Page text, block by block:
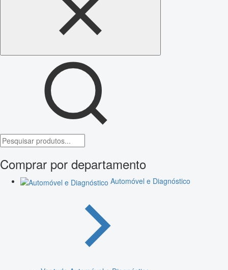
Comprar por departamento
Automóvel e Diagnóstico